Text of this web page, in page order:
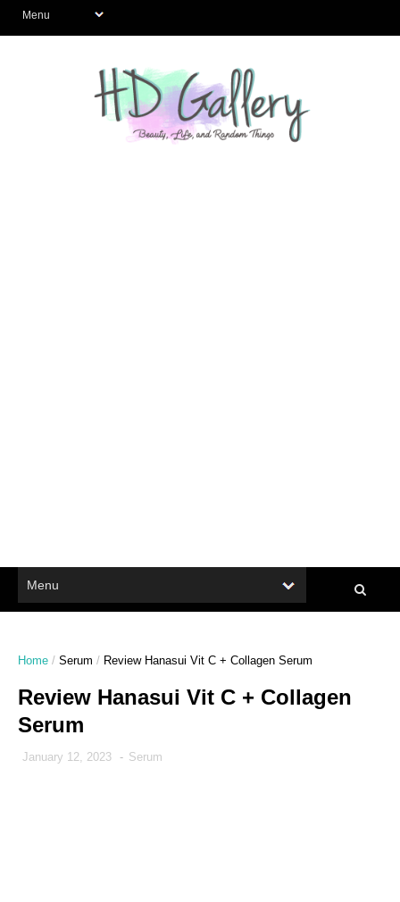
Home / Serum / Review Hanasui Vit C + Collagen Serum
Review Hanasui Vit C + Collagen
Serum
January 12, 2023 - Serum